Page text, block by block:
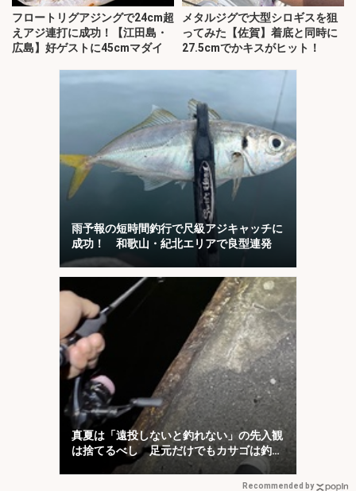
フロートリグアジングで24cm超
えアジ連打に成功！【江田島・
広島】好ゲストに45cmマダイ
メタルジグで大型シロギスを狙
ってみた【佐賀】着底と同時に
27.5cmでかキスがヒット！
雨予報の短時間釣行で尺級アジキャッチに
成功！ 和歌山・紀北エリアで良型連発
真夏は「遠投しないと釣れない」の先入観
は捨てるべし 足元だけでもカサゴは釣れ
Recommended by